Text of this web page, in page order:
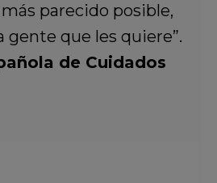
parecido posible,
gente que les quiere”.
de Cuidados